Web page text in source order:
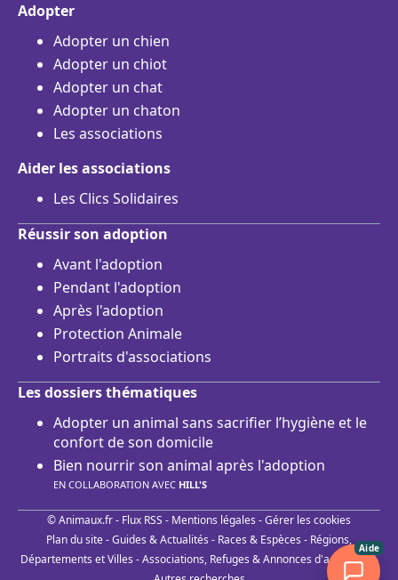
Adopter
Adopter un chien
Adopter un chiot
Adopter un chat
Adopter un chaton
Les associations
Aider les associations
Les Clics Solidaires
Réussir son adoption
Avant l'adoption
Pendant l'adoption
Après l'adoption
Protection Animale
Portraits d'associations
Les dossiers thématiques
Adopter un animal sans sacrifier l’hygiène et le
confort de son domicile
Bien nourrir son animal après l'adoption
EN COLLABORATION AVEC HILL'S
© Animaux.fr - Flux RSS - Mentions légales -Gérer les cookies
Plan du site-Guides & Actualités - Races & Espèces - Régions,
Départements et Villes -Associations, Refuges & Annonces d'adoptions-
Aide